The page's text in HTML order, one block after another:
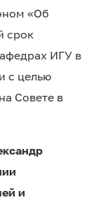
«Об
срок
ИГУ в
с целью
Совете в
и